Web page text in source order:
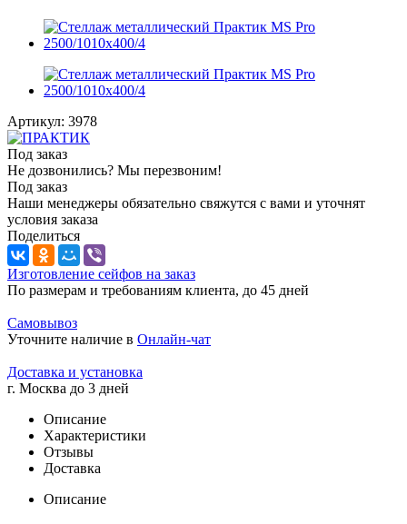
Артикул: 3978
Под заказ
Не дозвонились? Мы перезвоним!
Под заказ
Наши менеджеры обязательно свяжутся с вами и уточнят
условия заказа
Поделиться
Изготовление сейфов на заказ
По размерам и требованиям клиента, до 45 дней
Самовывоз
Уточните наличие в Онлайн-чат
Доставка и установка
г. Москва до 3 дней
Описание
Характеристики
Отзывы
Доставка
Описание